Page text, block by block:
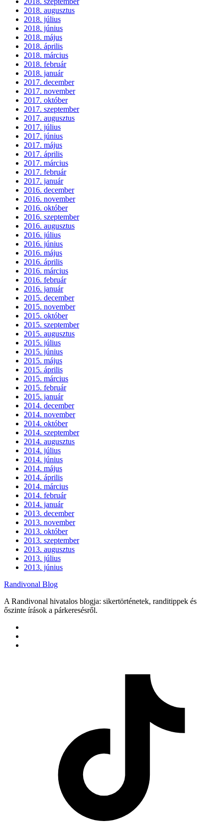
2018. augusztus
2018. július
2018. június
2018. május
2018. április
2018. március
2018. február
2018. január
2017. december
2017. november
2017. október
2017. szeptember
2017. augusztus
2017. július
2017. június
2017. május
2017. április
2017. március
2017. február
2017. január
2016. december
2016. november
2016. október
2016. szeptember
2016. augusztus
2016. július
2016. június
2016. május
2016. április
2016. március
2016. február
2016. január
2015. december
2015. november
2015. október
2015. szeptember
2015. augusztus
2015. július
2015. június
2015. május
2015. április
2015. március
2015. február
2015. január
2014. december
2014. november
2014. október
2014. szeptember
2014. augusztus
2014. július
2014. június
2014. május
2014. április
2014. március
2014. február
2014. január
2013. december
2013. november
2013. október
2013. szeptember
2013. augusztus
2013. július
2013. június
Randivonal Blog
A Randivonal hivatalos blogja: sikertörténetek, randitippek és
őszinte írások a párkeresésről.